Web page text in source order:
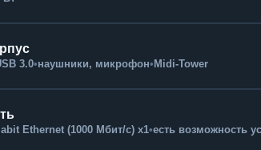
3.0•наушники, микрофон• Midi-Tower
Ethernet (1000 Мбит/с) x1•есть возможность